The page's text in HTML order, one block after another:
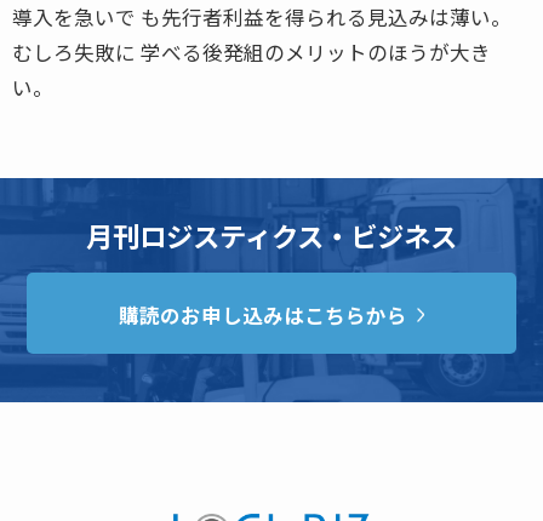
導入を急いで も先行者利益を得られる見込みは薄い。
むしろ失敗に 学べる後発組のメリットのほうが大き
い。
月刊ロジスティクス・ビジネス
購読のお申し込みはこちらから